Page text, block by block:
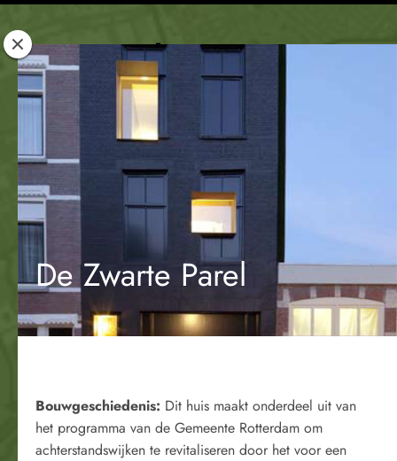
Rotterdam
Woont
De Zwarte Parel
Bouwgeschiedenis: Dit huis maakt onderdeel uit van
het programma van de Gemeente Rotterdam om
achterstandswijken te revitaliseren door het voor een